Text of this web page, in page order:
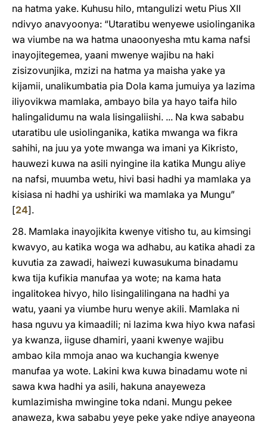
na hatma yake. Kuhusu hilo, mtangulizi wetu Pius XII
ndivyo anavyoonya: “Utaratibu wenyewe usiolinganika
wa viumbe na wa hatma unaoonyesha mtu kama nafsi
inayojitegemea, yaani mwenye wajibu na haki
zisizovunjika, mzizi na hatma ya maisha yake ya
kijamii, unalikumbatia pia Dola kama jumuiya ya lazima
iliyovikwa mamlaka, ambayo bila ya hayo taifa hilo
halingalidumu na wala lisingaliishi. ... Na kwa sababu
utaratibu ule usiolinganika, katika mwanga wa fikra
sahihi, na juu ya yote mwanga wa imani ya Kikristo,
hauwezi kuwa na asili nyingine ila katika Mungu aliye
na nafsi, muumba wetu, hivi basi hadhi ya mamlaka ya
kisiasa ni hadhi ya ushiriki wa mamlaka ya Mungu”
[24].
28. Mamlaka inayojikita kwenye vitisho tu, au kimsingi
kwavyo, au katika woga wa adhabu, au katika ahadi za
kuvutia za zawadi, haiwezi kuwasukuma binadamu
kwa tija kufikia manufaa ya wote; na kama hata
ingalitokea hivyo, hilo lisingalilingana na hadhi ya
watu, yaani ya viumbe huru wenye akili. Mamlaka ni
hasa nguvu ya kimaadili; ni lazima kwa hiyo kwa nafasi
ya kwanza, iiguse dhamiri, yaani kwenye wajibu
ambao kila mmoja anao wa kuchangia kwenye
manufaa ya wote. Lakini kwa kuwa binadamu wote ni
sawa kwa hadhi ya asili, hakuna anayeweza
kumlazimisha mwingine toka ndani. Mungu pekee
anaweza, kwa sababu yeye peke yake ndiye anayeona